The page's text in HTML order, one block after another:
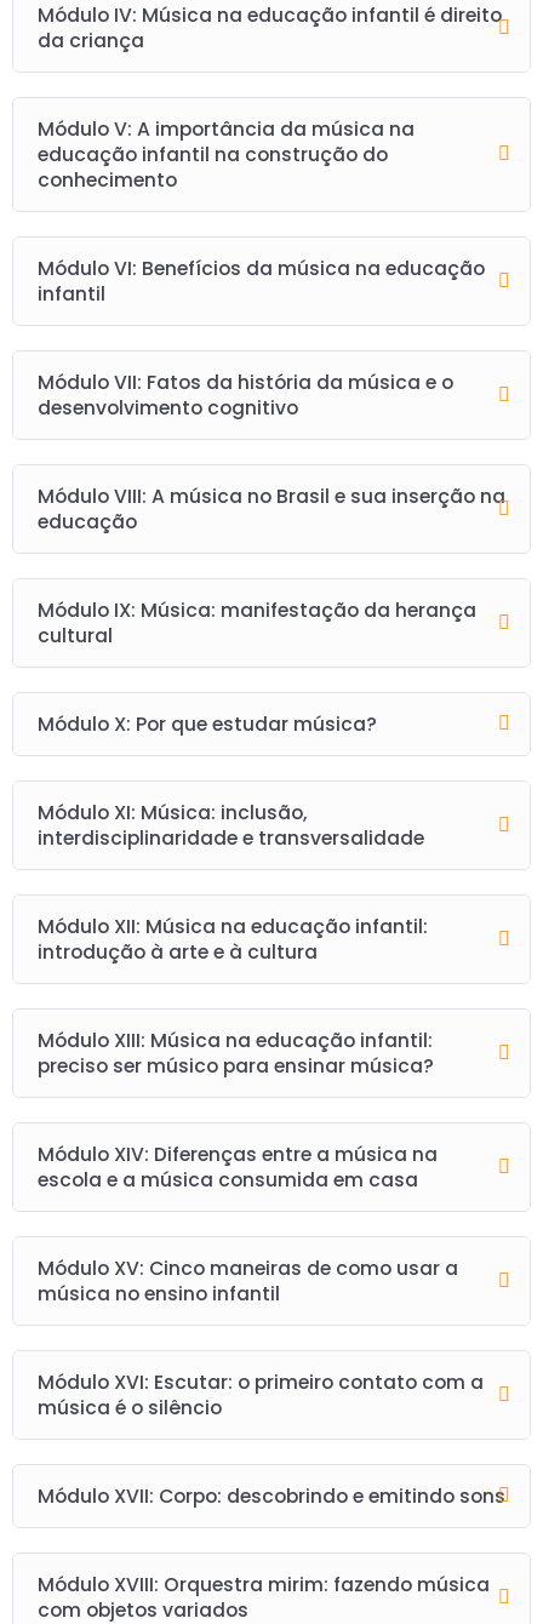
Módulo IV: Música na educação infantil é direito
da criança
Módulo V: A importância da música na
educação infantil na construção do
conhecimento
Módulo VI: Benefícios da música na educação
infantil
Módulo VII: Fatos da história da música e o
desenvolvimento cognitivo
Módulo VIII: A música no Brasil e sua inserção na
educação
Módulo IX: Música: manifestação da herança
cultural
Módulo X: Por que estudar música?
Módulo XI: Música: inclusão,
interdisciplinaridade e transversalidade
Módulo XII: Música na educação infantil:
introdução à arte e à cultura
Módulo XIII: Música na educação infantil:
preciso ser músico para ensinar música?
Módulo XIV: Diferenças entre a música na
escola e a música consumida em casa
Módulo XV: Cinco maneiras de como usar a
música no ensino infantil
Módulo XVI: Escutar: o primeiro contato com a
música é o silêncio
Módulo XVII: Corpo: descobrindo e emitindo sons
Módulo XVIII: Orquestra mirim: fazendo música
com objetos variados